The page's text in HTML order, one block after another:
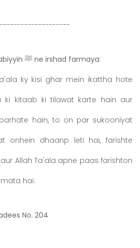
Huzoor Khatam-un-Nabiyyin ﷺ ne irshad farmaya:
ky kisi ghar mein ikattha hote
ki kitaab ki tilawat karte hain aur
hain, to on par sukooniyat
onhein dhaanp leti hai, farishte
Allah Ta'ala apne paas farishton
hai.
No. 204